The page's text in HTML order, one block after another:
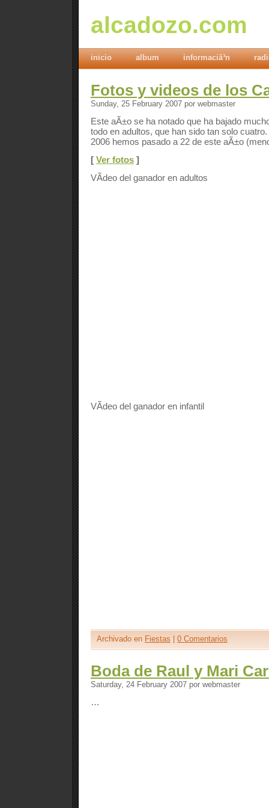
alcadozo.com
inicio album informaciã³n
Fotos y videos de los
Sunday, 25 February 2007 por webmaster
Este aÃ±o se ha notado que ha bajado
todo en adultos, que han sido tan solo
2006 hemos pasado a 22 de este aÃ±o
[ Ver fotos ]
VÃ­deo del ganador en adultos
VÃ­deo del ganador en infantil
Archivado en Fiestas 0 Comentarios
Boda de Raul y Mari
Saturday, 24 February 2007 por webmaster
…